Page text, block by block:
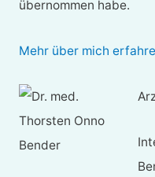
übernommen habe.
Mehr über mich